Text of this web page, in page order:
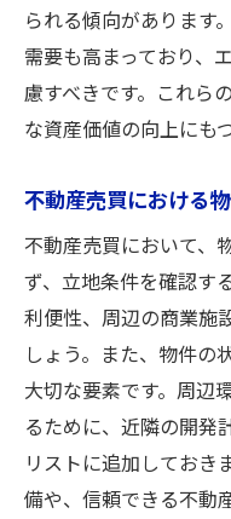
られる傾向があります
需要も高まっており、
慮すべきです。これら
な資産価値の向上にも
不動産売買における
不動産売買において、
ず、立地条件を確認す
利便性、周辺の商業施
しょう。また、物件の
大切な要素です。周辺
るために、近隣の開発
リストに追加しておき
備や、信頼できる不動